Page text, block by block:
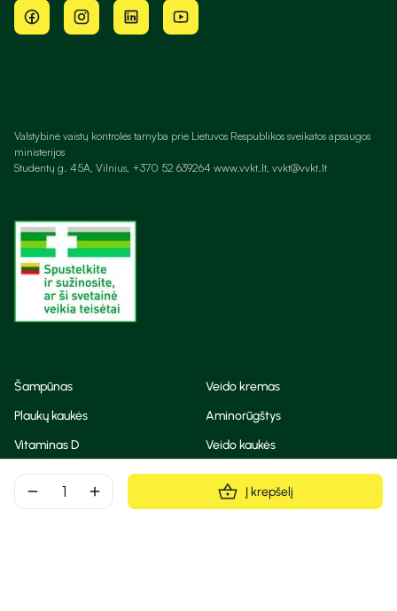
remove add Į krepšelį
Valstybinė vaistų kontrolės tarnyba prie Lietuvos Respublikos sveikatos apsaugos
ministerijos
Studentų g. 45A, Vilnius, +370 52 639264 www.vvkt.lt, vvkt@vvkt.lt
Šampūnas
Veido kremas
Plaukų kaukės
Aminorūgštys
Vitaminas D
Veido kaukės
Korėjietiška kosmetika
Eteriniai aliejai
Dezodorantas
BB ir CC kremas